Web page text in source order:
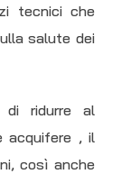
tecnici che
salute dei
di ridurre al
acquifere , il
così anche